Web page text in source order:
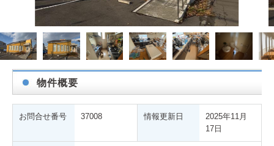
物件概要
お問合せ番号 37008 情報更新日
2025年11月
17日